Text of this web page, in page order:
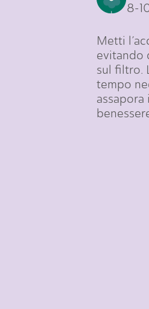
8-
Metti
evitando
sul filtro.
tempo
assapora